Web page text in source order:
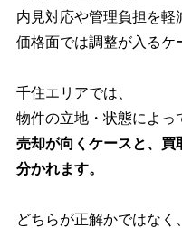
内見対応や管理負担を軽
価格面では調整が入るケ
千住エリアでは、
物件の立地・状態によっ
売却が向くケースと、買
分かれます。
どちらが正解かではなく、